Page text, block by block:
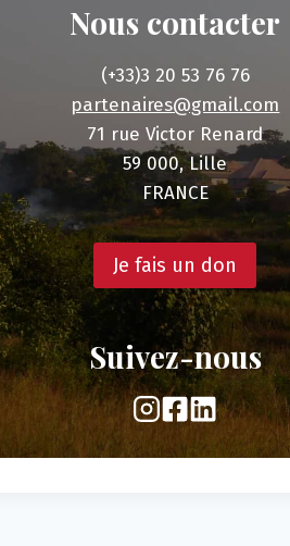
Nous contacter
(+33)3 20 53 76 76
partenaires@gmail.com
71 rue Victor Renard
59 000, Lille
FRANCE
Je fais un don
Suivez-nous